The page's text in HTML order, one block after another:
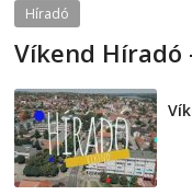
Híradó
Víkend Híradó